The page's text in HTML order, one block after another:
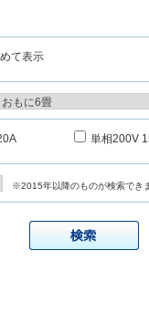
て表示
単相200V
※2015年以降のものが検索でき